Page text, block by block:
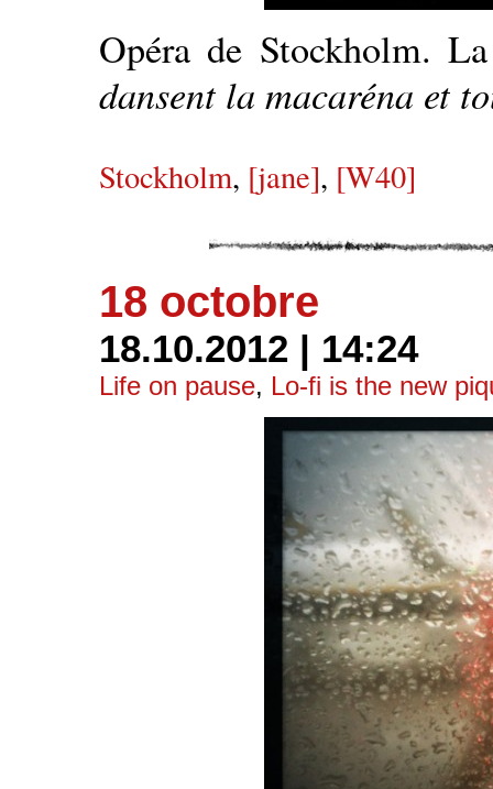
Opéra de Stockholm.
dansent la macaréna et
Stockholm, [jane], [W40]
18 octobre
18.10.2012 | 14:24
Life on pause, Lo-fi is the new